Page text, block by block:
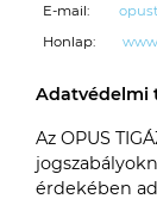
E-mail:
Honlap:
Adatvédelmi
Az OPUS
érdekében